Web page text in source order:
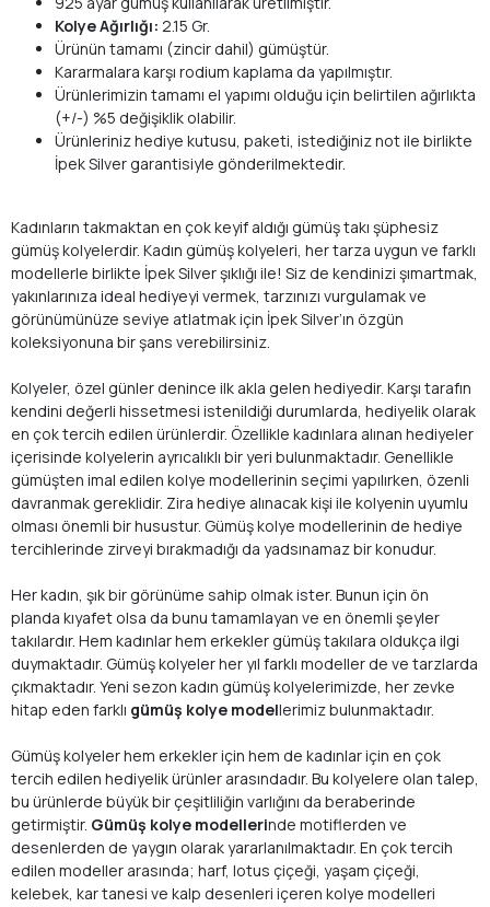
Kolye Ağırlığı: 2.15 Gr.
Ürünün tamamı (zincir dahil) gümüştür.
Kararmalara karşı rodium kaplama da yapılmıştır.
Ürünlerimizin tamamı el yapımı olduğu için belirtilen ağırlıkta
(+/-) %5 değişiklik olabilir.
Ürünleriniz hediye kutusu, paketi, istediğiniz not ile birlikte
İpek Silver garantisiyle gönderilmektedir.
Kadınların takmaktan en çok keyif aldığı gümüş takı şüphesiz
gümüş kolyelerdir. Kadın gümüş kolyeleri, her tarza uygun ve farklı
modellerle birlikte İpek Silver şıklığı ile! Siz de kendinizi şımartmak,
yakınlarınıza ideal hediyeyi vermek, tarzınızı vurgulamak ve
görünümünüze seviye atlatmak için İpek Silver’ın özgün
koleksiyonuna bir şans verebilirsiniz.
Kolyeler, özel günler denince ilk akla gelen hediyedir. Karşı tarafın
kendini değerli hissetmesi istenildiği durumlarda, hediyelik olarak
en çok tercih edilen ürünlerdir. Özellikle kadınlara alınan hediyeler
içerisinde kolyelerin ayrıcalıklı bir yeri bulunmaktadır. Genellikle
gümüşten imal edilen kolye modellerinin seçimi yapılırken, özenli
davranmak gereklidir. Zira hediye alınacak kişi ile kolyenin uyumlu
olması önemli bir husustur. Gümüş kolye modellerinin de hediye
tercihlerinde zirveyi bırakmadığı da yadsınamaz bir konudur.
Her kadın, şık bir görünüme sahip olmak ister. Bunun için ön
planda kıyafet olsa da bunu tamamlayan ve en önemli şeyler
takılardır. Hem kadınlar hem erkekler gümüş takılara oldukça ilgi
duymaktadır. Gümüş kolyeler her yıl farklı modeller de ve tarzlarda
çıkmaktadır. Yeni sezon kadın gümüş kolyelerimizde, her zevke
hitap eden farklı gümüş kolye modellerimiz bulunmaktadır.
Gümüş kolyeler hem erkekler için hem de kadınlar için en çok
tercih edilen hediyelik ürünler arasındadır. Bu kolyelere olan talep,
bu ürünlerde büyük bir çeşitliliğin varlığını da beraberinde
getirmiştir. Gümüş kolye modellerinde motiflerden ve
desenlerden de yaygın olarak yararlanılmaktadır. En çok tercih
edilen modeller arasında; harf, lotus çiçeği, yaşam çiçeği,
kelebek, kar tanesi ve kalp desenleri içeren kolye modelleri